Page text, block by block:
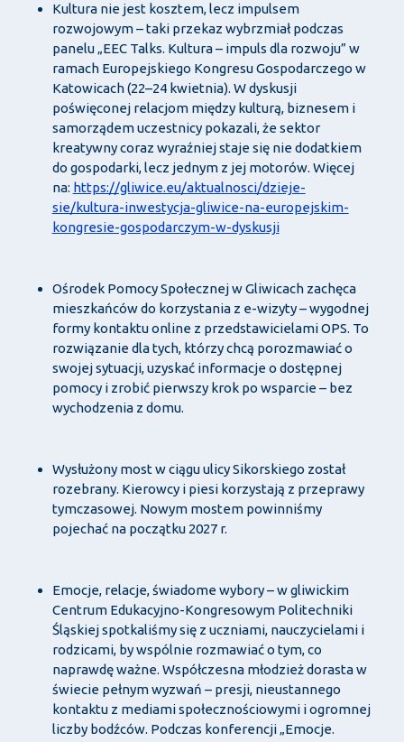
Kultura nie jest kosztem, lecz impulsem
rozwojowym – taki przekaz wybrzmiał podczas
panelu „EEC Talks. Kultura – impuls dla rozwoju” w
ramach Europejskiego Kongresu Gospodarczego w
Katowicach (22–24 kwietnia). W dyskusji
poświęconej relacjom między kulturą, biznesem i
samorządem uczestnicy pokazali, że sektor
kreatywny coraz wyraźniej staje się nie dodatkiem
do gospodarki, lecz jednym z jej motorów. Więcej
na: https://gliwice.eu/aktualnosci/dzieje-
sie/kultura-inwestycja-gliwice-na-europejskim-
kongresie-gospodarczym-w-dyskusji
Ośrodek Pomocy Społecznej w Gliwicach zachęca
mieszkańców do korzystania z e-wizyty – wygodnej
formy kontaktu online z przedstawicielami OPS. To
rozwiązanie dla tych, którzy chcą porozmawiać o
swojej sytuacji, uzyskać informacje o dostępnej
pomocy i zrobić pierwszy krok po wsparcie – bez
wychodzenia z domu.
Wysłużony most w ciągu ulicy Sikorskiego został
rozebrany. Kierowcy i piesi korzystają z przeprawy
tymczasowej. Nowym mostem powinniśmy
pojechać na początku 2027 r.
Emocje, relacje, świadome wybory – w gliwickim
Centrum Edukacyjno-Kongresowym Politechniki
Śląskiej spotkaliśmy się z uczniami, nauczycielami i
rodzicami, by wspólnie rozmawiać o tym, co
naprawdę ważne. Współczesna młodzież dorasta w
świecie pełnym wyzwań – presji, nieustannego
kontaktu z mediami społecznościowymi i ogromnej
liczby bodźców. Podczas konferencji „Emocje.